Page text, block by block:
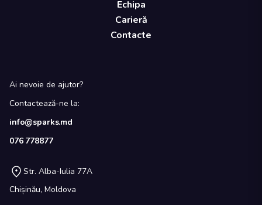
Echipa
Carieră
Contacte
Ai nevoie de ajutor?
Contactează-ne la:
info@sparks.md
076 778877
Str. Alba-Iulia 77A
Chișinău, Moldova